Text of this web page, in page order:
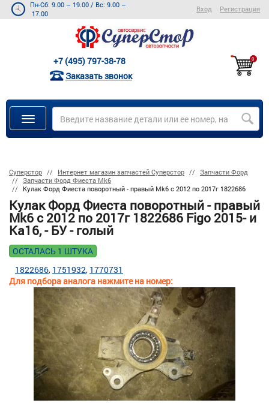
Пн-Сб: 9.00 – 19.00 / Вс: 9.00 –
17.00
Вход Регистрация
+7 (495) 797-38-78
Заказать звонок
0
Суперстор Интернет магазин запчастей Суперстор
Запчасти Форд
Запчасти Форд Фиеста Mk6
Кулак Форд Фиеста поворотный - правый Mk6 с 2012 по 2017г 1822686
Кулак Форд Фиеста поворотный - правый
Mk6 с 2012 по 2017г 1822686 Figo 2015- и
Ka16, - БУ - голый
ОСТАЛАСЬ 1 ШТУКА
Для подбора аналога нажмите на номер:
1822686 1751932 1770731